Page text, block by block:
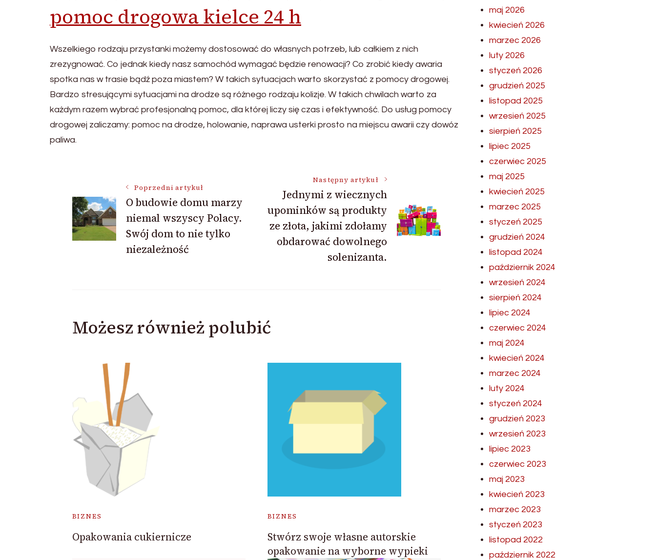
pomoc drogowa kielce 24 h
Wszelkiego rodzaju przystanki możemy dostosować do własnych potrzeb, lub całkiem z nich
zrezygnować. Co jednak kiedy nasz samochód wymagać będzie renowacji? Co zrobić kiedy awaria
spotka nas w trasie bądź poza miastem? W takich sytuacjach warto skorzystać z pomocy drogowej.
Bardzo stresującymi sytuacjami na drodze są różnego rodzaju kolizje. W takich chwilach warto za
każdym razem wybrać profesjonalną pomoc, dla której liczy się czas i efektywność. Do usług pomocy
drogowej zaliczamy: pomoc na drodze, holowanie, naprawa usterki prosto na miejscu awarii czy dowóz
paliwa.
Nawigacja
wpisu
Poprzedni artykuł
O budowie domu marzy
niemal wszyscy Polacy.
Swój dom to nie tylko
niezależność
Następny artykuł
Jednymi z wiecznych
upominków są produkty
ze złota, jakimi zdołamy
obdarować dowolnego
solenizanta.
Możesz również polubić
BIZNES
Opakowania cukiernicze
BIZNES
Stwórz swoje własne autorskie
opakowanie na wyborne wypieki
maj 2026
kwiecień 2026
marzec 2026
luty 2026
styczeń 2026
grudzień 2025
listopad 2025
wrzesień 2025
sierpień 2025
lipiec 2025
czerwiec 2025
maj 2025
kwiecień 2025
marzec 2025
styczeń 2025
grudzień 2024
listopad 2024
październik 2024
wrzesień 2024
sierpień 2024
lipiec 2024
czerwiec 2024
maj 2024
kwiecień 2024
marzec 2024
luty 2024
styczeń 2024
grudzień 2023
wrzesień 2023
lipiec 2023
czerwiec 2023
maj 2023
kwiecień 2023
marzec 2023
styczeń 2023
listopad 2022
październik 2022